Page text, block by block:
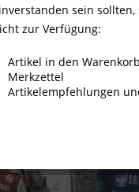
sein
zur Verfügung:
Artikel in den
Merkzettel
Artikelempfehlungen